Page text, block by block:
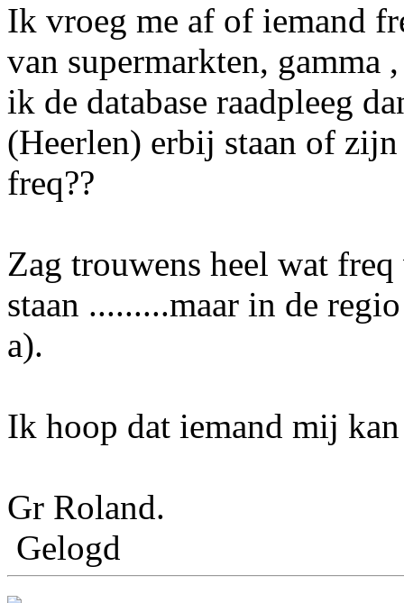
Ik vroeg me af of iemand
van supermarkten, gamma
ik de database raadpleeg
(Heerlen) erbij staan of
freq??
Zag trouwens heel wat
staan .........maar in de
a).
Ik hoop dat iemand mij
Gr Roland.
Gelogd